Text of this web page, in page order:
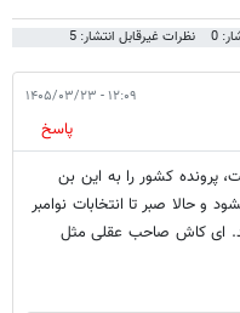
0 نظرات غیرقابل انتشار: 5
۱۲:۰۹ - ۱۴۰۵/۰۳/۲۳
پاسخ
پرونده کشور را به این بن
حالا صبر تا انتخابات نوامبر
ای کاش صاحب عقلی مثل